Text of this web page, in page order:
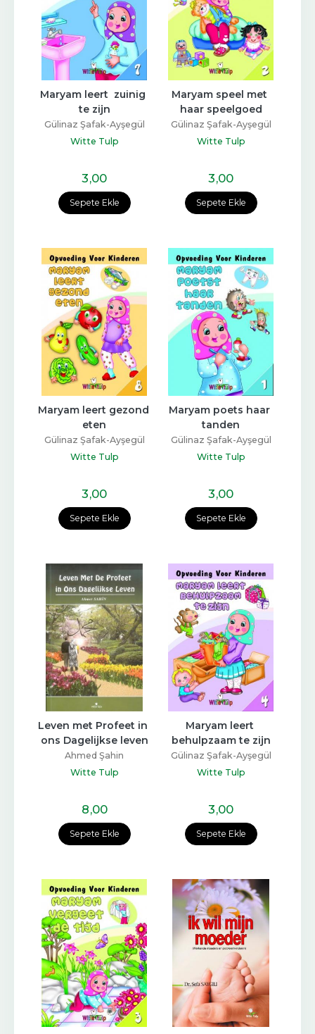
Sepete Ekle
Maryam leert  zuinig
te zijn
Gülinaz Şafak-Ayşegül
Coşkun
Witte Tulp
3,00
Sepete Ekle
Maryam speel met
haar speelgoed
Gülinaz Şafak-Ayşegül
Coşkun
Witte Tulp
3,00
Sepete Ekle
Maryam leert gezond
eten
Gülinaz Şafak-Ayşegül
Coşkun
Witte Tulp
3,00
Sepete Ekle
Maryam poets haar
tanden
Gülinaz Şafak-Ayşegül
Coşkun
Witte Tulp
3,00
Sepete Ekle
Leven met Profeet in
ons Dagelijkse leven
Ahmed Şahin
Witte Tulp
8,00
Sepete Ekle
Maryam leert
behulpzaam te zijn
Gülinaz Şafak-Ayşegül
Coşkun
Witte Tulp
3,00